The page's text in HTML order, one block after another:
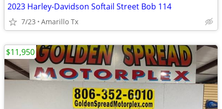
2023 Harley-Davidson Softail Street Bob 114
7/23 Amarillo Tx
$11,950